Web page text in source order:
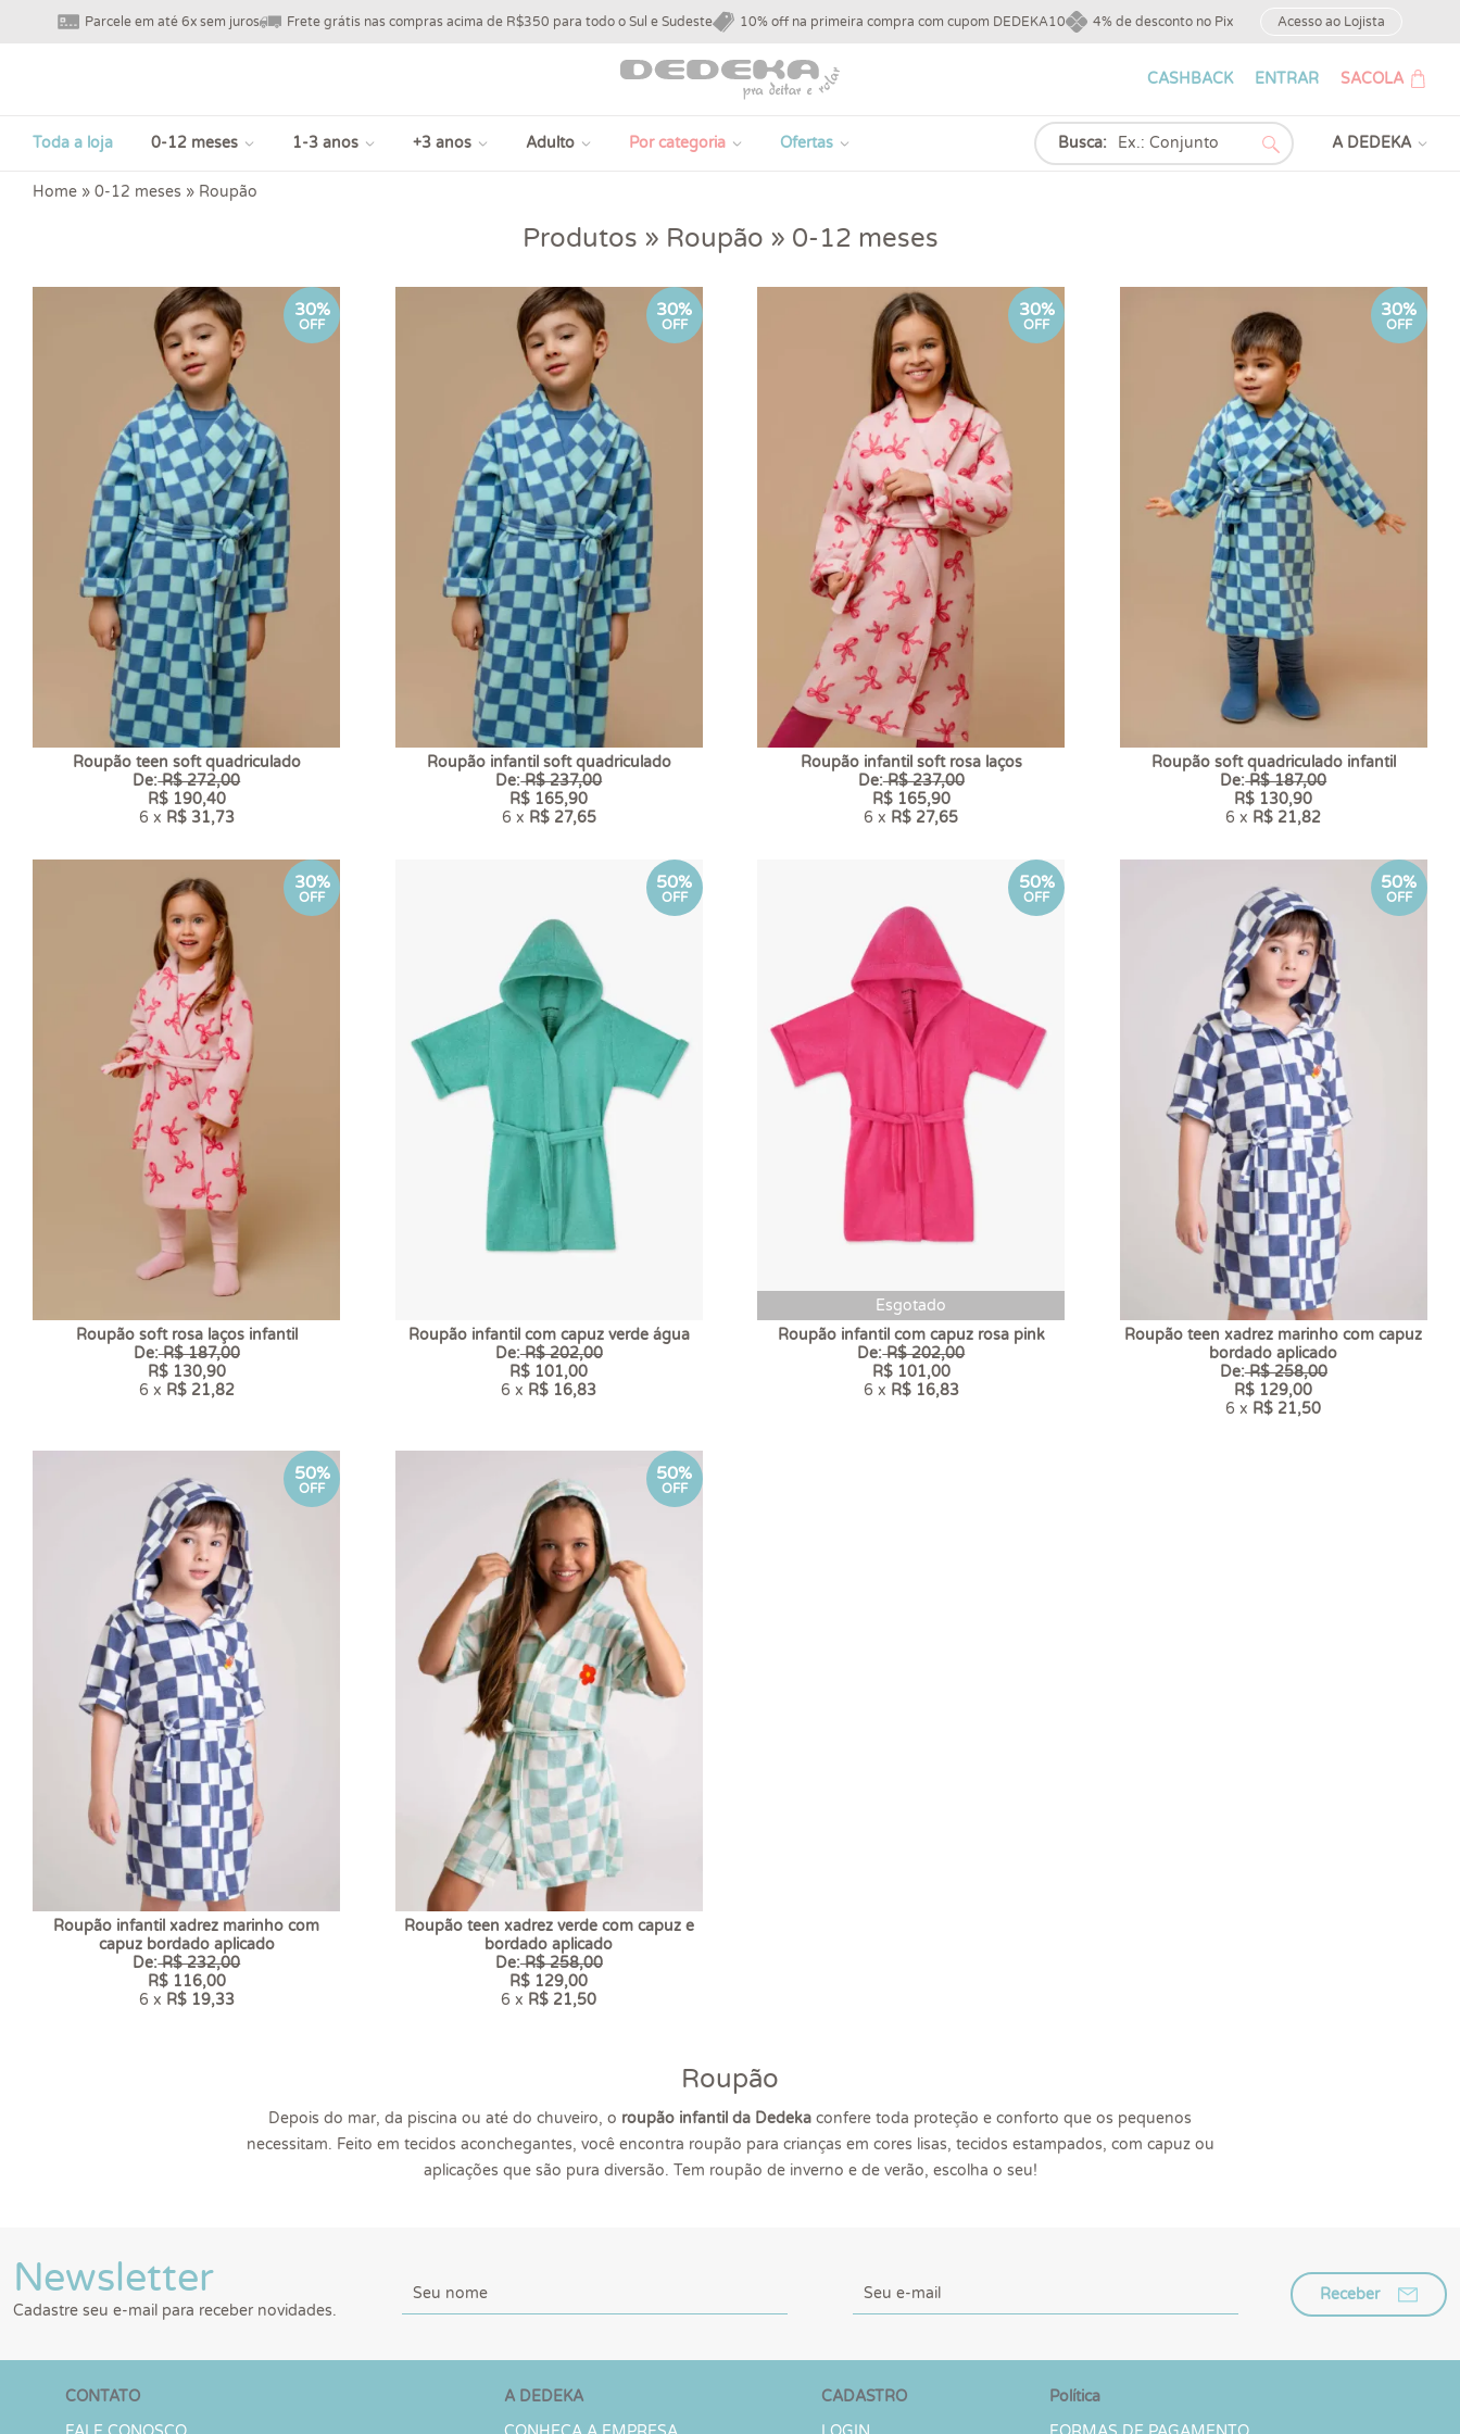
Parcele em até 6x sem juros Frete grátis nas compras acima de R$350 para todo o Sul e Sudeste 10% off na primeira compra com cupom DEDEKA10 4% de desconto no Pix Acesso ao Lojista
CASHBACK ENTRAR SACOLA
Toda a loja 0-12 meses 1-3 anos +3 anos Adulto Por categoria Ofertas A DEDEKA
Busca:
Home » 0-12 meses » Roupão
Produtos » Roupão » 0-12 meses
30%
OFF
Roupão teen soft quadriculado
De:R$ 272,00
R$ 190,40
6 x R$ 31,73
30%
OFF
Roupão infantil soft quadriculado
De:R$ 237,00
R$ 165,90
6 x R$ 27,65
30%
OFF
Roupão infantil soft rosa laços
De:R$ 237,00
R$ 165,90
6 x R$ 27,65
30%
OFF
Roupão soft quadriculado infantil
De:R$ 187,00
R$ 130,90
6 x R$ 21,82
30%
OFF
Roupão soft rosa laços infantil
De:R$ 187,00
R$ 130,90
6 x R$ 21,82
50%
OFF
Roupão infantil com capuz verde água
De:R$ 202,00
R$ 101,00
6 x R$ 16,83
50%
OFF
Esgotado
Roupão infantil com capuz rosa pink
De:R$ 202,00
R$ 101,00
6 x R$ 16,83
50%
OFF
Roupão teen xadrez marinho com capuz
bordado aplicado
De:R$ 258,00
R$ 129,00
6 x R$ 21,50
50%
OFF
Roupão infantil xadrez marinho com
capuz bordado aplicado
De:R$ 232,00
R$ 116,00
6 x R$ 19,33
50%
OFF
Roupão teen xadrez verde com capuz e
bordado aplicado
De:R$ 258,00
R$ 129,00
6 x R$ 21,50
Roupão
Depois do mar, da piscina ou até do chuveiro, o roupão infantil da Dedeka confere toda proteção e conforto que os pequenos
necessitam. Feito em tecidos aconchegantes, você encontra roupão para crianças em cores lisas, tecidos estampados, com capuz ou
aplicações que são pura diversão. Tem roupão de inverno e de verão, escolha o seu!
Newsletter
Cadastre seu e-mail para receber novidades.
Receber
CONTATO
A DEDEKA
CADASTRO
Política